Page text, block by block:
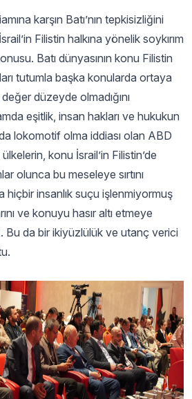
karşın Batı’nın tepkisizliğini
Filistin halkına yönelik soykırım
Batı dünyasının konu Filistin
tutumla başka konularda ortaya
düzeyde olmadığını
eşitlik, insan hakları ve hukukun
lokomotif olma iddiası olan ABD
konu İsrail’in Filistin’de
olunca bu meseleye sırtını
hiçbir insanlık suçu işlenmiyormuş
ve konuyu hasır altı etmeye
Bu da bir ikiyüzlülük ve utanç verici